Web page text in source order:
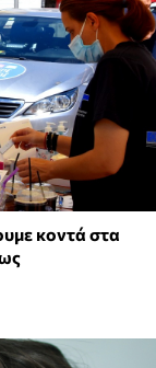
κοντά στα